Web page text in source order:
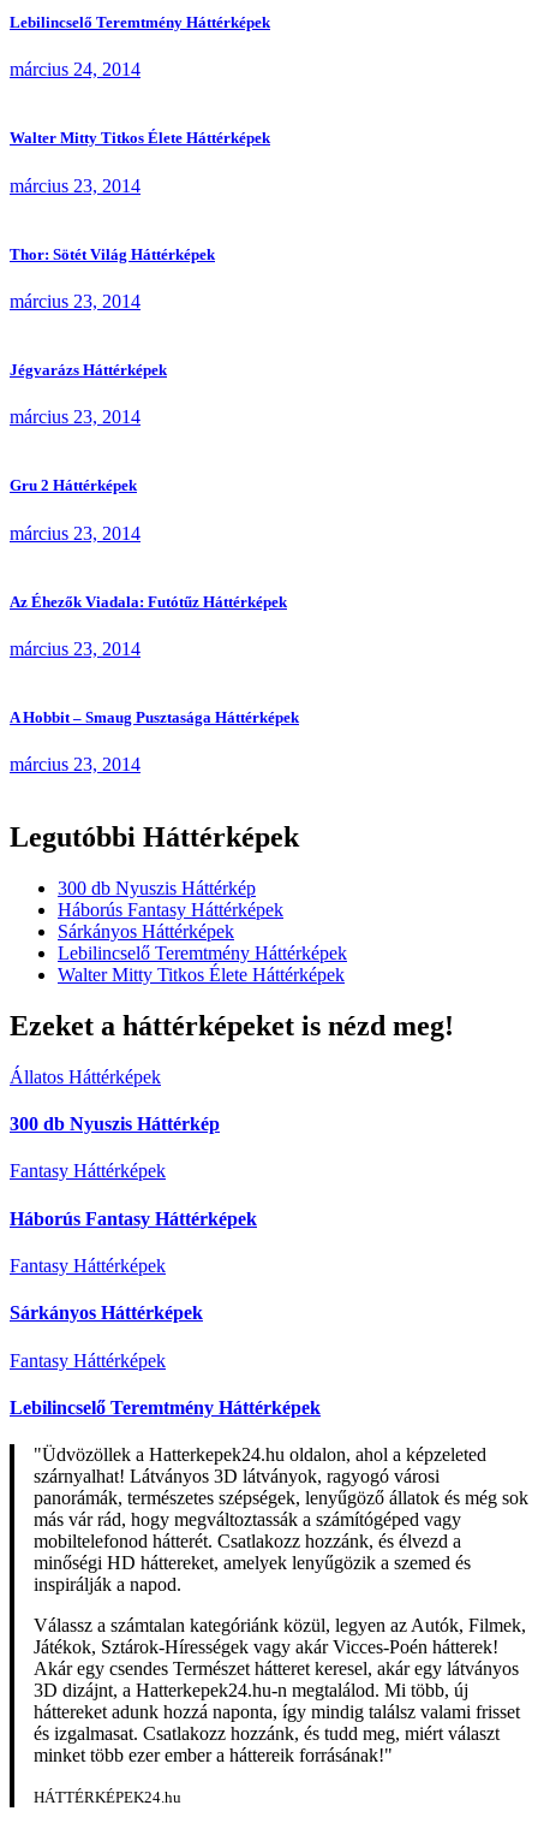
Lebilincselő Teremtmény Háttérképek
március 24, 2014
Walter Mitty Titkos Élete Háttérképek
március 23, 2014
Thor: Sötét Világ Háttérképek
március 23, 2014
Jégvarázs Háttérképek
március 23, 2014
Gru 2 Háttérképek
március 23, 2014
Az Éhezők Viadala: Futótűz Háttérképek
március 23, 2014
A Hobbit – Smaug Pusztasága Háttérképek
március 23, 2014
Legutóbbi Háttérképek
300 db Nyuszis Háttérkép
Háborús Fantasy Háttérképek
Sárkányos Háttérképek
Lebilincselő Teremtmény Háttérképek
Walter Mitty Titkos Élete Háttérképek
Ezeket a háttérképeket is nézd meg!
Állatos Háttérképek
300 db Nyuszis Háttérkép
Fantasy Háttérképek
Háborús Fantasy Háttérképek
Fantasy Háttérképek
Sárkányos Háttérképek
Fantasy Háttérképek
Lebilincselő Teremtmény Háttérképek
"Üdvözöllek a Hatterkepek24.hu oldalon, ahol a képzeleted
szárnyalhat! Látványos 3D látványok, ragyogó városi
panorámák, természetes szépségek, lenyűgöző állatok és még sok
más vár rád, hogy megváltoztassák a számítógéped vagy
mobiltelefonod hátterét. Csatlakozz hozzánk, és élvezd a
minőségi HD háttereket, amelyek lenyűgözik a szemed és
inspirálják a napod.
Válassz a számtalan kategóriánk közül, legyen az Autók, Filmek,
Játékok, Sztárok-Hírességek vagy akár Vicces-Poén hátterek!
Akár egy csendes Természet hátteret keresel, akár egy látványos
3D dizájnt, a Hatterkepek24.hu-n megtalálod. Mi több, új
háttereket adunk hozzá naponta, így mindig találsz valami frisset
és izgalmasat. Csatlakozz hozzánk, és tudd meg, miért választ
minket több ezer ember a háttereik forrásának!"
HÁTTÉRKÉPEK24.hu